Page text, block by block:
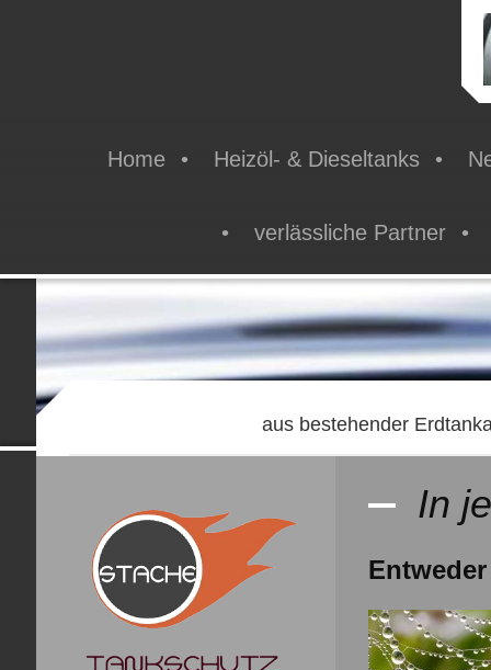
Home Heizöl- & Dieseltanks
verlässliche Partner
aus bestehender
In